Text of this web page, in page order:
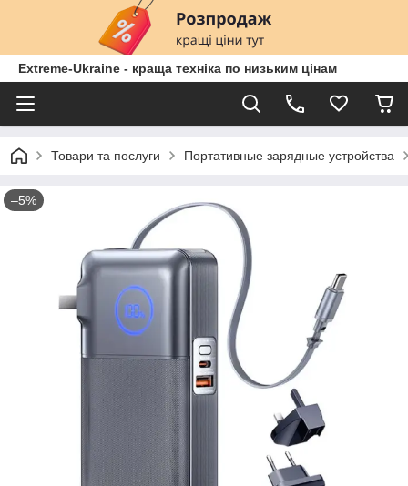
Extreme-Ukraine - краща техніка по низьким цінам
Товари та послуги Портативные зарядные устройства
–5%